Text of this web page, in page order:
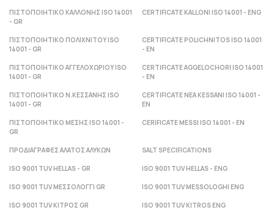
ΠΙΣΤΟΠΟΙΗΤΙΚΟ ΚΑΛΛΟΝΗΣ ISO 14001
- GR
CERTIFICATE KALLONI ISO 14001 - ENG
ΠΙΣΤΟΠΟΙΗΤΙΚΟ ΠΟΛΙΧΝΙΤΟΥ ISO
14001 - GR
CERTIFICATE POLICHNITOS ISO 14001
- ΕΝ
ΠΙΣΤΟΠΟΙΗΤΙΚΟ ΑΓΓΕΛΟΧΩΡΙΟΥ ISO
14001 - GR
CERTIFICATE AGGELOCHORI ISO 14001
- ΕΝ
ΠΙΣΤΟΠΟΙΗΤΙΚΟ Ν.ΚΕΣΣΑΝΗΣ ISO
14001 - GR
CERTIFICATE NEA KESSANI ISO 14001 -
ΕΝ
ΠΙΣΤΟΠΟΙΗΤΙΚΟ ΜΕΣΗΣ ISO 14001 -
GR
CERIFICATE MESSI ISO 14001 - ΕΝ
ΠΡΟΔΙΑΓΡΑΦΕΣ ΑΛΑΤΟΣ ΑΛΥΚΩΝ SALT SPECIFICATIONS
ISO 9001 TUV HELLAS - GR ISO 9001 TUV HELLAS - ENG
ISO 9001 TUV ΜΕΣΣΟΛΟΓΓΙ GR ISO 9001 TUV MESSOLOGHI ENG
ISO 9001 TUV ΚΙΤΡΟΣ GR ISO 9001 TUV KITROS ENG